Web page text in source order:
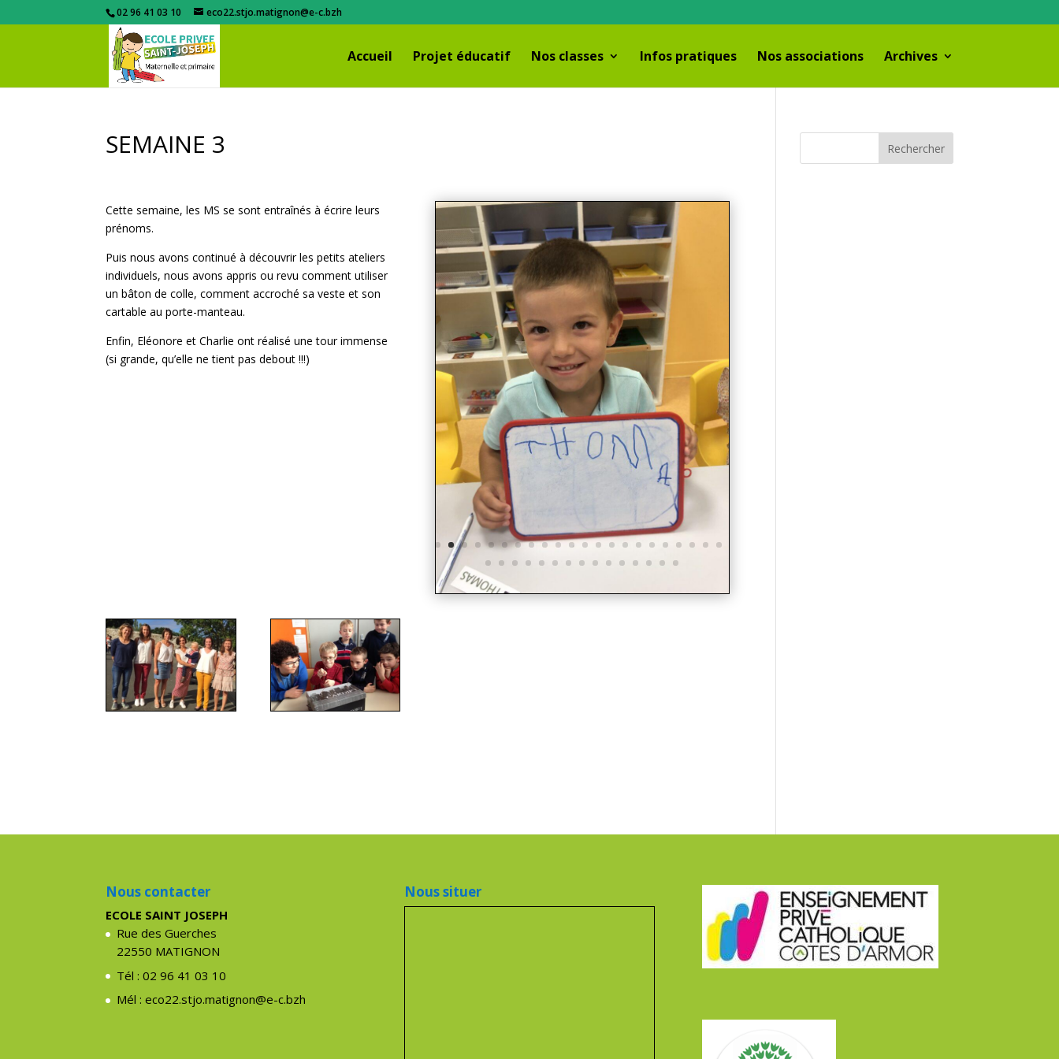
02 96 41 03 10 eco22.stjo.matignon@e-c.bzh
Accueil Projet éducatif Nos classes Infos pratiques Nos associations Archives
SEMAINE 3
Cette semaine, les MS se sont entraînés à écrire leurs
prénoms.
Puis nous avons continué à découvrir les petits ateliers
individuels, nous avons appris ou revu comment utiliser
un bâton de colle, comment accroché sa veste et son
cartable au porte-manteau.
Enfin, Eléonore et Charlie ont réalisé une tour immense
(si grande, qu’elle ne tient pas debout !!!)
Nous contacter
ECOLE SAINT JOSEPH
Rue des Guerches
22550 MATIGNON
Tél : 02 96 41 03 10
Mél : eco22.stjo.matignon@e-c.bzh
Nous situer